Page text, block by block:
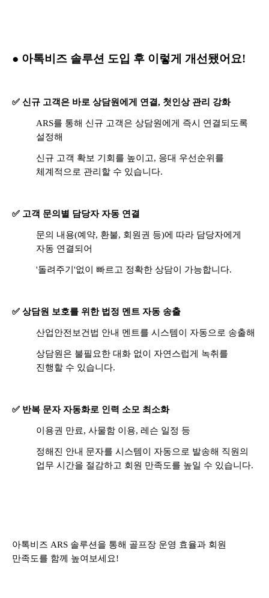
● 아톡비즈 솔루션 도입 후 이렇게 개선됐어요!
✅ 신규 고객은 바로 상담원에게 연결, 첫인상 관리 강화
ARS를 통해 신규 고객은 상담원에게 즉시 연결되도록
설정해
신규 고객 확보 기회를 높이고, 응대 우선순위를
체계적으로 관리할 수 있습니다.
✅ 고객 문의별 담당자 자동 연결
문의 내용(예약, 환불, 회원권 등)에 따라 담당자에게
자동 연결되어
'돌려주기'없이 빠르고 정확한 상담이 가능합니다.
✅ 상담원 보호를 위한 법정 멘트 자동 송출
산업안전보건법 안내 멘트를 시스템이 자동으로 송출해
상담원은 불필요한 대화 없이 자연스럽게 녹취를
진행할 수 있습니다.
✅ 반복 문자 자동화로 인력 소모 최소화
이용권 만료, 사물함 이용, 레슨 일정 등
정해진 안내 문자를 시스템이 자동으로 발송해 직원의
업무 시간을 절감하고 회원 만족도를 높일 수 있습니다.
아톡비즈 ARS 솔루션을 통해 골프장 운영 효율과 회원
만족도를 함께 높여보세요!